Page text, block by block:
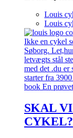
Louis
Louis
Ikke en cykel
Søborg.
letvægts stål
med det .du er
starter fra
book En
SKAL
CYKEL?